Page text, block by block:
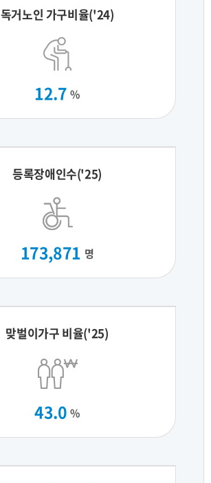
독거노인 가구비율('24)
12.7 %
등록장애인수('25)
173,871 명
맞벌이가구 비율('25)
43.0 %